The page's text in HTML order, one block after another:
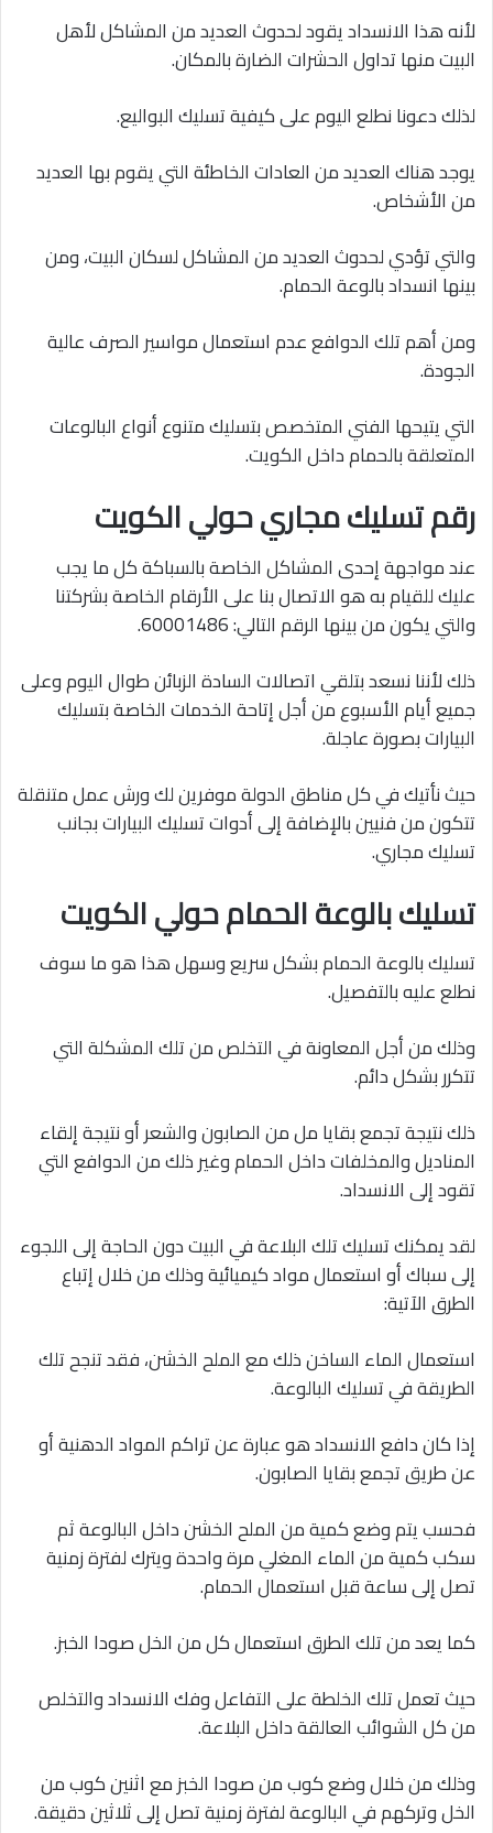
لأنه هذا الانسداد يقود لحدوث العديد من المشاكل لأهل
البيت منها تداول الحشرات الضارة بالمكان.
لذلك دعونا نطلع اليوم على كيفية تسليك البواليع.
يوجد هناك العديد من العادات الخاطئة التي يقوم بها العديد
من الأشخاص.
والتي تؤدي لحدوث العديد من المشاكل لسكان البيت، ومن
بينها انسداد بالوعة الحمام.
ومن أهم تلك الدوافع عدم استعمال مواسير الصرف عالية
الجودة.
التي يتيحها الفني المتخصص بتسليك متنوع أنواع البالوعات
المتعلقة بالحمام داخل الكويت.
رقم تسليك مجاري حولي الكويت
عند مواجهة إحدى المشاكل الخاصة بالسباكة كل ما يجب
عليك للقيام به هو الاتصال بنا على الأرقام الخاصة بشركتنا
والتي يكون من بينها الرقم التالي: 60001486.
ذلك لأننا نسعد بتلقي اتصالات السادة الزبائن طوال اليوم وعلى
جميع أيام الأسبوع من أجل إتاحة الخدمات الخاصة بتسليك
البيارات بصورة عاجلة.
حيث نأتيك في كل مناطق الدولة موفرين لك ورش عمل متنقلة
تتكون من فنيين بالإضافة إلى أدوات تسليك البيارات بجانب
تسليك مجاري.
تسليك بالوعة الحمام حولي الكويت
تسليك بالوعة الحمام بشكل سريع وسهل هذا هو ما سوف
نطلع عليه بالتفصيل.
وذلك من أجل المعاونة في التخلص من تلك المشكلة التي
تتكرر بشكل دائم.
ذلك نتيجة تجمع بقايا مل من الصابون والشعر أو نتيجة إلقاء
المناديل والمخلفات داخل الحمام وغير ذلك من الدوافع التي
تقود إلى الانسداد.
لقد يمكنك تسليك تلك البلاعة في البيت دون الحاجة إلى اللجوء
إلى سباك أو استعمال مواد كيميائية وذلك من خلال إتباع
الطرق الآتية:
استعمال الماء الساخن ذلك مع الملح الخشن، فقد تنجح تلك
الطريقة في تسليك البالوعة.
إذا كان دافع الانسداد هو عبارة عن تراكم المواد الدهنية أو
عن طريق تجمع بقايا الصابون.
فحسب يتم وضع كمية من الملح الخشن داخل البالوعة ثم
سكب كمية من الماء المغلي مرة واحدة ويترك لفترة زمنية
تصل إلى ساعة قبل استعمال الحمام.
كما يعد من تلك الطرق استعمال كل من الخل صودا الخبز.
حيث تعمل تلك الخلطة على التفاعل وفك الانسداد والتخلص
من كل الشوائب العالقة داخل البلاعة.
وذلك من خلال وضع كوب من صودا الخبز مع اثنين كوب من
الخل وتركهم في البالوعة لفترة زمنية تصل إلى ثلاثين دقيقة.